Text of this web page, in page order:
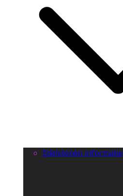
Edelstenen informatie